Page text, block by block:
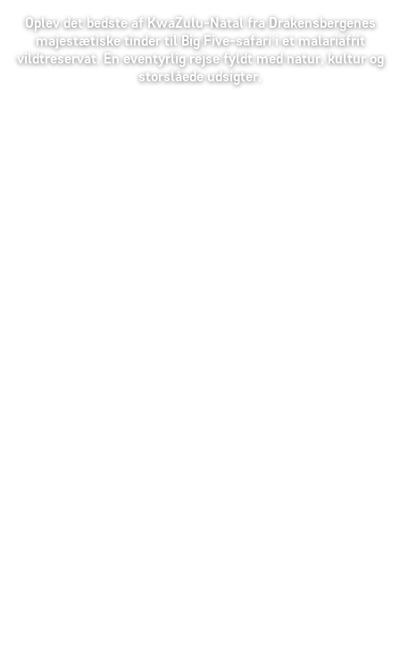
Oplev det bedste af KwaZulu-Natal fra Drakensbergenes
majestætiske tinder til Big Five-safari i et malariafrit
vildtreservat. En eventyrlig rejse fyldt med natur, kultur og
storslåede udsigter.